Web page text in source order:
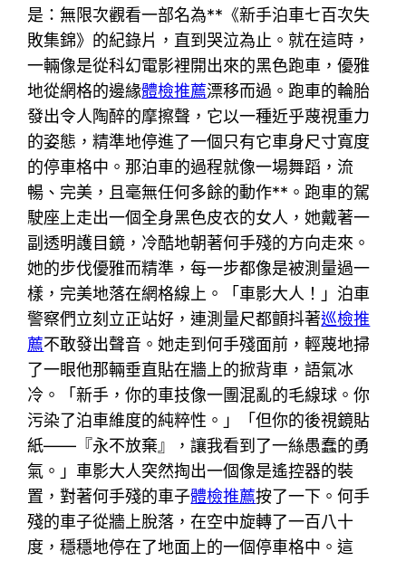
是：無限次觀看一部名為**《新手泊車七百次失
敗集錦》的紀錄片，直到哭泣為止。就在這時，
一輛像是從科幻電影裡開出來的黑色跑車，優雅
地從網格的邊緣體檢推薦漂移而過。跑車的輪胎
發出令人陶醉的摩擦聲，它以一種近乎蔑視重力
的姿態，精準地停進了一個只有它車身尺寸寬度
的停車格中。那泊車的過程就像一場舞蹈，流
暢、完美，且毫無任何多餘的動作**。跑車的駕
駛座上走出一個全身黑色皮衣的女人，她戴著一
副透明護目鏡，冷酷地朝著何手殘的方向走來。
她的步伐優雅而精準，每一步都像是被測量過一
樣，完美地落在網格線上。「車影大人！」泊車
警察們立刻立正站好，連測量尺都顫抖著巡檢推
薦不敢發出聲音。她走到何手殘面前，輕蔑地掃
了一眼他那輛垂直貼在牆上的掀背車，語氣冰
冷。「新手，你的車技像一團混亂的毛線球。你
污染了泊車維度的純粹性。」「但你的後視鏡貼
紙——『永不放棄』，讓我看到了一絲愚蠢的勇
氣。」車影大人突然掏出一個像是遙控器的裝
置，對著何手殘的車子體檢推薦按了一下。何手
殘的車子從牆上脫落，在空中旋轉了一百八十
度，穩穩地停在了地面上的一個停車格中。這